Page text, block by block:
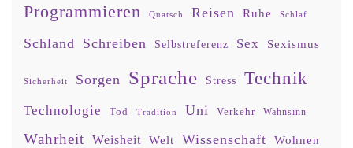
Programmieren Quatsch Reisen Ruhe Schlaf
Schland Schreiben Selbstreferenz Sex Sexismus
Sicherheit Sorgen Sprache Stress Technik
Technologie Tod Tradition Uni Verkehr Wahnsinn
Wahrheit Weisheit Welt Wissenschaft Wohnen